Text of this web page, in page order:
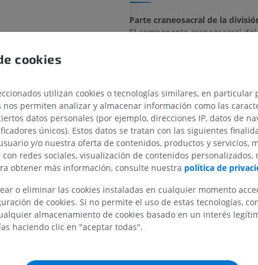
del sistema periférico
Parte craneosacral de la
El componente craneosacral
parasimpática. Se caracteriza
colinérgicas, que liberan
preganglionares parasimpáticas
las regiones craneal y sacra, y
través de diversos ganglios
órganos diana.
En la región craneal, las fibras
surgen de núcleos específicos
Núcleo de Edinger-Westphal:
viajan a través del nervio
craneal III) hacia el ganglio
el nervio facial (nervio craneal
SUPERIOR
IRM del miembro superior
IRM
PREMIUM
IRM del hombro
IRM
IRM del carpo
IRM
PREMIUM
IRM del codo
Miembro
Ilustraciones
PREMIUM
Radiografías
inferior
Radiografía
GRATIS
IRM del
cookies
utilizan cookies o tecnologías similares, en particular
nos permiten analizar y almacenar información como las
datos personales (por ejemplo, direcciones IP, datos de
únicos). Estos datos se tratan con las siguientes
y/o nuestra oferta de contenidos, productos y servicios,
redes sociales, visualización de contenidos
obtener más información, consulte nuestra política de
o eliminar las cookies instaladas en cualquier momento
de cookies. Si no permite el uso de estas tecnologías,
almacenamiento de cookies basado en un interés
haciendo clic en "aceptar todas".